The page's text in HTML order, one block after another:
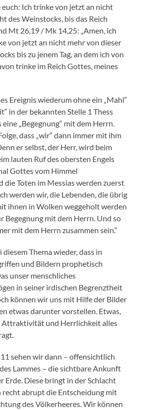
euch: Ich trinke von jetzt an nicht
des Weinstocks, bis das Reich
Mt 26,19 / Mk 14,25: „Amen, ich
von jetzt an nicht mehr von dieser
bis zu jenem Tag, an dem ich von
trinke im Reich Gottes, meines
Ereignis wiederum ohne ein „Mahl“
in der bekannten Stelle 1 Thess
„Begegnung“ mit dem Herrn.
dass „wir“ dann immer mit ihm
er selbst, der Herr, wird beim
lauten Ruf des obersten Engels
Gottes vom Himmel
die Toten im Messias werden zuerst
werden wir, die Lebenden, die übrig
ihnen in Wolken weggeholt werden
Begegnung mit dem Herrn. Und so
mit dem Herrn zusammen sein.“
Thema wieder, dass in
und Bildern prophetisch
unser menschliches
in seiner irdischen Begrenztheit
können wir uns mit Hilfe der Bilder
etwas darunter vorstellen. Etwas,
Attraktivität und Herrlichkeit alles
sehen wir dann – offensichtlich
Lammes – die sichtbare Ankunft
Erde. Diese bringt in der Schlacht
recht abrupt die Entscheidung mit
des Völkerheeres. Wir können